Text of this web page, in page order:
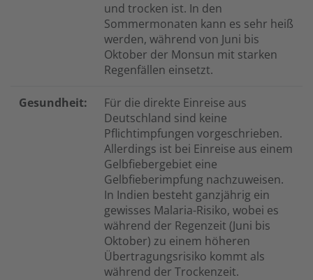
und trocken ist. In den
Sommermonaten kann es sehr heiß
werden, während von Juni bis
Oktober der Monsun mit starken
Regenfällen einsetzt.
Gesundheit:
Für die direkte Einreise aus
Deutschland sind keine
Pflichtimpfungen vorgeschrieben.
Allerdings ist bei Einreise aus einem
Gelbfiebergebiet eine
Gelbfieberimpfung nachzuweisen.
In Indien besteht ganzjährig ein
gewisses Malaria-Risiko, wobei es
während der Regenzeit (Juni bis
Oktober) zu einem höheren
Übertragungsrisiko kommt als
während der Trockenzeit.